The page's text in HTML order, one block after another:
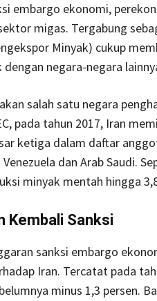
embargo ekonomi,
migas. Tergabung
Minyak) cukup
negara-negara
salah satu negara
pada tahun 2017, Iran
ketiga dalam daftar
dan Arab Saudi.
minyak mentah hingga
Kembali Sanksi
sanksi embargo
Iran. Tercatat pada
minus 1,3 persen.